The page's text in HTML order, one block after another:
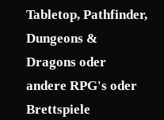
Tabletop, Pathfinder,
Dungeons &
Dragons oder
andere RPG's oder
Brettspiele